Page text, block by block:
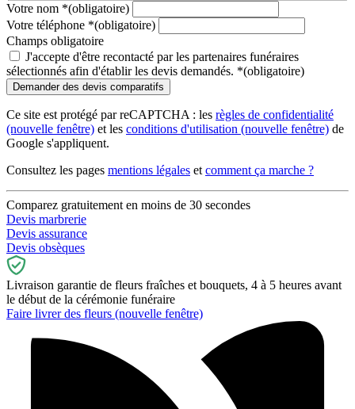
Votre nom *(obligatoire)
Votre téléphone *(obligatoire)
Champs obligatoire
J'accepte d'être recontacté par les partenaires funéraires
sélectionnés afin d'établir les devis demandés. *(obligatoire)
Ce site est protégé par reCAPTCHA : les règles de confidentialité
(nouvelle fenêtre) et les conditions d'utilisation (nouvelle fenêtre) de
Google s'appliquent.
Consultez les pages mentions légales et comment ça marche ?
Comparez gratuitement en moins de 30 secondes
Devis marbrerie
Devis assurance
Devis obsèques
Livraison garantie de fleurs fraîches et bouquets, 4 à 5 heures avant
le début de la cérémonie funéraire
Faire livrer des fleurs (nouvelle fenêtre)